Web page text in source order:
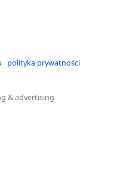
polityka prywatności
& advertising